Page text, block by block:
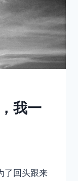
我一
了回头跟来